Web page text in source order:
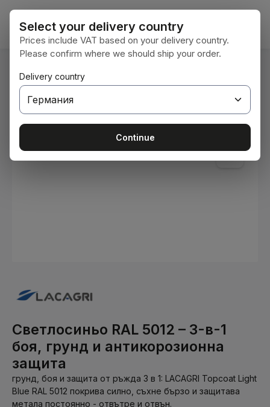
Преминете към основното съдържание
Вие сте тук: Начална страница
Бои и лакове
Пропуснете галерия с изображения
Светлосиньо RAL 5012 – 3-в-1
боя, грунд и антикорозионна
защита
грунд, боя и защита от ръжда 3 в 1: LACAGRI Topcoat Light
Blue RAL 5012 покрива силно, съхне бързо и защитава
метала постоянно - отвътре и отвън.
Select your delivery country
Prices include VAT based on your delivery country.
Please confirm where we should ship your order.
Delivery country
Continue